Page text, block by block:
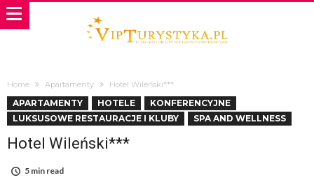
Home Apartamenty Hotel Wileński***
APARTAMENTY HOTELE
KONFERENCYJNE
LUKSUSOWE RESTAURACJE I KLUBY
SPA AND WELLNESS
Hotel Wileński***
5 min read